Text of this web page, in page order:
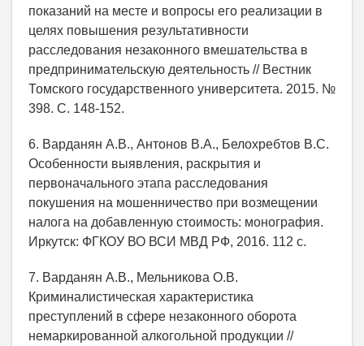
показаний на месте и вопросы его реализации в
целях повышения результативности
расследования незаконного вмешательства в
предпринимательскую деятельность // Вестник
Томского государственного университета. 2015. №
398. С. 148-152.
6. Варданян А.В., Антонов В.А., Белохребтов В.С.
Особенности выявления, раскрытия и
первоначального этапа расследования
покушения на мошенничество при возмещении
налога на добавленную стоимость: монография.
Иркутск: ФГКОУ ВО ВСИ МВД РФ, 2016. 112 с.
7. Варданян А.В., Мельникова О.В.
Криминалистическая характеристика
преступлений в сфере незаконного оборота
немаркированной алкогольной продукции //